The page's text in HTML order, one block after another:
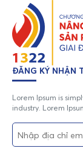
ĐĂNG KÝ NHẬN
Lorem Ipsum is
industry. Lorem